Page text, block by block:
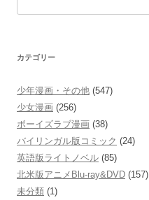
カテゴリー
少年漫画・その他 (547)
少女漫画 (256)
ボーイズラブ漫画 (38)
バイリンガル版コミック (24)
英語版ライトノベル (85)
北米版アニメBlu-ray&DVD (157)
未分類 (1)